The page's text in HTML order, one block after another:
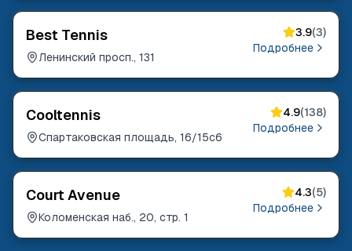
Best Tennis
Ленинский просп., 131
3.9(3)
Подробнее
Cooltennis
Спартаковская площадь, 16/15с6
4.9(138)
Подробнее
Court Avenue
Коломенская наб., 20, стр. 1
4.3(5)
Подробнее